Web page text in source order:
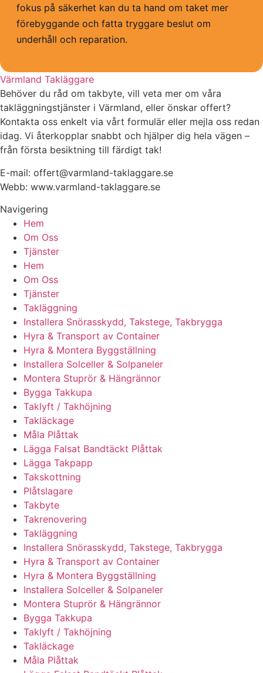
fokus på säkerhet kan du ta hand om taket mer
förebyggande och fatta tryggare beslut om
underhåll och reparation.
Värmland Takläggare
Behöver du råd om takbyte, vill veta mer om våra
takläggningstjänster i Värmland, eller önskar offert?
Kontakta oss enkelt via vårt formulär eller mejla oss redan
idag. Vi återkopplar snabbt och hjälper dig hela vägen –
från första besiktning till färdigt tak!
E-mail: offert@varmland-taklaggare.se
Webb: www.varmland-taklaggare.se
Navigering
Hem
Om Oss
Tjänster
Hem
Om Oss
Tjänster
Takläggning
Installera Snörasskydd, Takstege, Takbrygga
Hyra & Transport av Container
Hyra & Montera Byggställning
Installera Solceller & Solpaneler
Montera Stuprör & Hängrännor
Bygga Takkupa
Taklyft / Takhöjning
Takläckage
Måla Plåttak
Lägga Falsat Bandtäckt Plåttak
Lägga Takpapp
Takskottning
Plåtslagare
Takbyte
Takrenovering
Takläggning
Installera Snörasskydd, Takstege, Takbrygga
Hyra & Transport av Container
Hyra & Montera Byggställning
Installera Solceller & Solpaneler
Montera Stuprör & Hängrännor
Bygga Takkupa
Taklyft / Takhöjning
Takläckage
Måla Plåttak